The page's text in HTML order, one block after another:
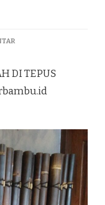
PADA
BAMBU
TERMURAH
DI TEPUS